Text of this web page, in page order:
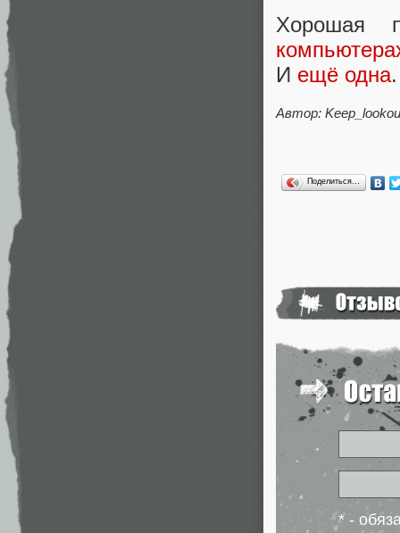
Хорошая
И ещё одна.
Автор:
Поделиться…
* -